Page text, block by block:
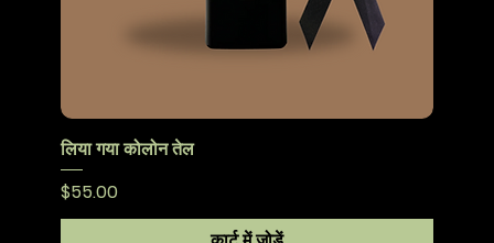
लिया गया कोलोन तेल
मूल्य
$55.00